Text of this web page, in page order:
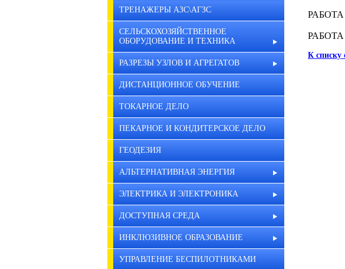
ТРЕНАЖЕРЫ АЗС\АГЗС
СЕЛЬСКОХОЗЯЙСТВЕННОЕ
ОБОРУДОВАНИЕ И ТЕХНИКА
РАЗРЕЗЫ УЗЛОВ И АГРЕГАТОВ
ДИСТАНЦИОННОЕ ОБУЧЕНИЕ
ТОКАРНОЕ ДЕЛО
ПЕКАРНОЕ И КОНДИТЕРСКОЕ ДЕЛО
ГЕОДЕЗИЯ
АЛЬТЕРНАТИВНАЯ ЭНЕРГИЯ
ЭЛЕКТРИКА И ЭЛЕКТРОНИКА
ДОСТУПНАЯ СРЕДА
ИНКЛЮЗИВНОЕ ОБРАЗОВАНИЕ
УПРАВЛЕНИЕ БЕСПИЛОТНИКАМИ
РАБОТА
РАБОТА
К списку